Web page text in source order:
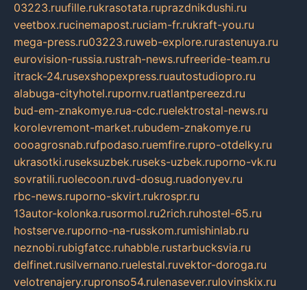
03223.ruufille.rukrasotata.ruprazdnikdushi.ru
veetbox.rucinemapost.ruciam-fr.rukraft-you.ru
mega-press.ru03223.ruweb-explore.rurastenuya.ru
eurovision-russia.rustrah-news.rufreeride-team.ru
itrack-24.rusexshopexpress.ruautostudiopro.ru
alabuga-cityhotel.rupornv.ruatlantpereezd.ru
bud-em-znakomye.rua-cdc.ruelektrostal-news.ru
korolevremont-market.rubudem-znakomye.ru
oooagrosnab.rufpodaso.ruemfire.rupro-otdelky.ru
ukrasotki.ruseksuzbek.ruseks-uzbek.ruporno-vk.ru
sovratili.ruolecoon.ruvd-dosug.ruadonyev.ru
rbc-news.ruporno-skvirt.rukrospr.ru
13autor-kolonka.rusormol.ru2rich.ruhostel-65.ru
hostserve.ruporno-na-russkom.rumishinlab.ru
neznobi.rubigfatcc.ruhabble.rustarbucksvia.ru
delfinet.rusilvernano.ruelestal.ruvektor-doroga.ru
velotrenajery.rupronso54.rulenasever.rulovinskix.ru